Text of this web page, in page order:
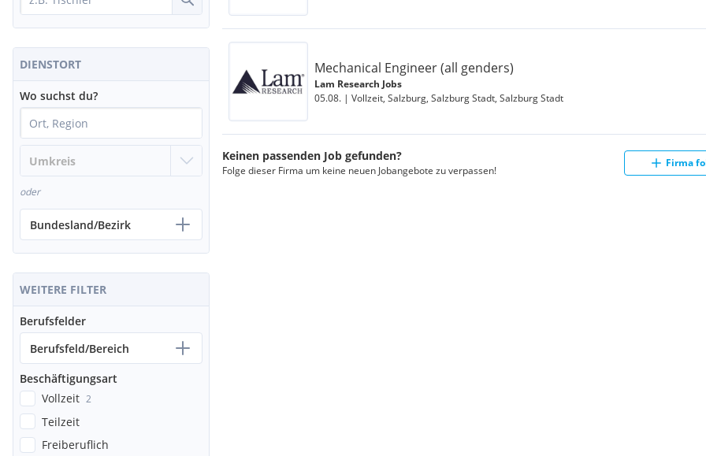
DIENSTORT
Wo suchst du?
oder
Bundesland/Bezirk
WEITERE FILTER
Berufsfelder
Berufsfeld/Bereich
Beschäftigungsart
Vollzeit 2
Teilzeit
Freiberuflich
Mechanical Engineer (all genders)
Lam Research Jobs
05.08. | Vollzeit, Salzburg, Salzburg Stadt, Salzburg Stadt
Keinen passenden Job gefunden?
Folge dieser Firma um keine neuen Jobangebote zu verpassen!
Firma